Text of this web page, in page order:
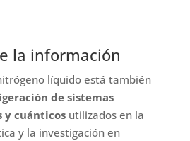
la información
líquido está también
de sistemas
y cuánticosutilizados en la
y la investigación en